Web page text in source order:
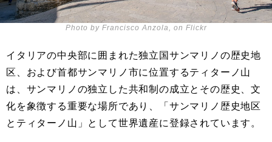
Photo by Francisco Anzola, on Flickr
イタリアの中央部に囲まれた独立国サンマリノの歴史地
区、および首都サンマリノ市に位置するティターノ山
は、サンマリノの独立した共和制の成立とその歴史、文
化を象徴する重要な場所であり、「サンマリノ歴史地区
とティターノ山」として世界遺産に登録されています。